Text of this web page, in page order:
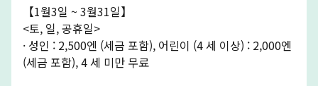
【1월3일 ~ 3월31일】
<토, 일, 공휴일>
· 성인 : 2,500엔 (세금 포함), 어린이 (4 세 이상) : 2,000엔
(세금 포함), 4 세 미만 무료